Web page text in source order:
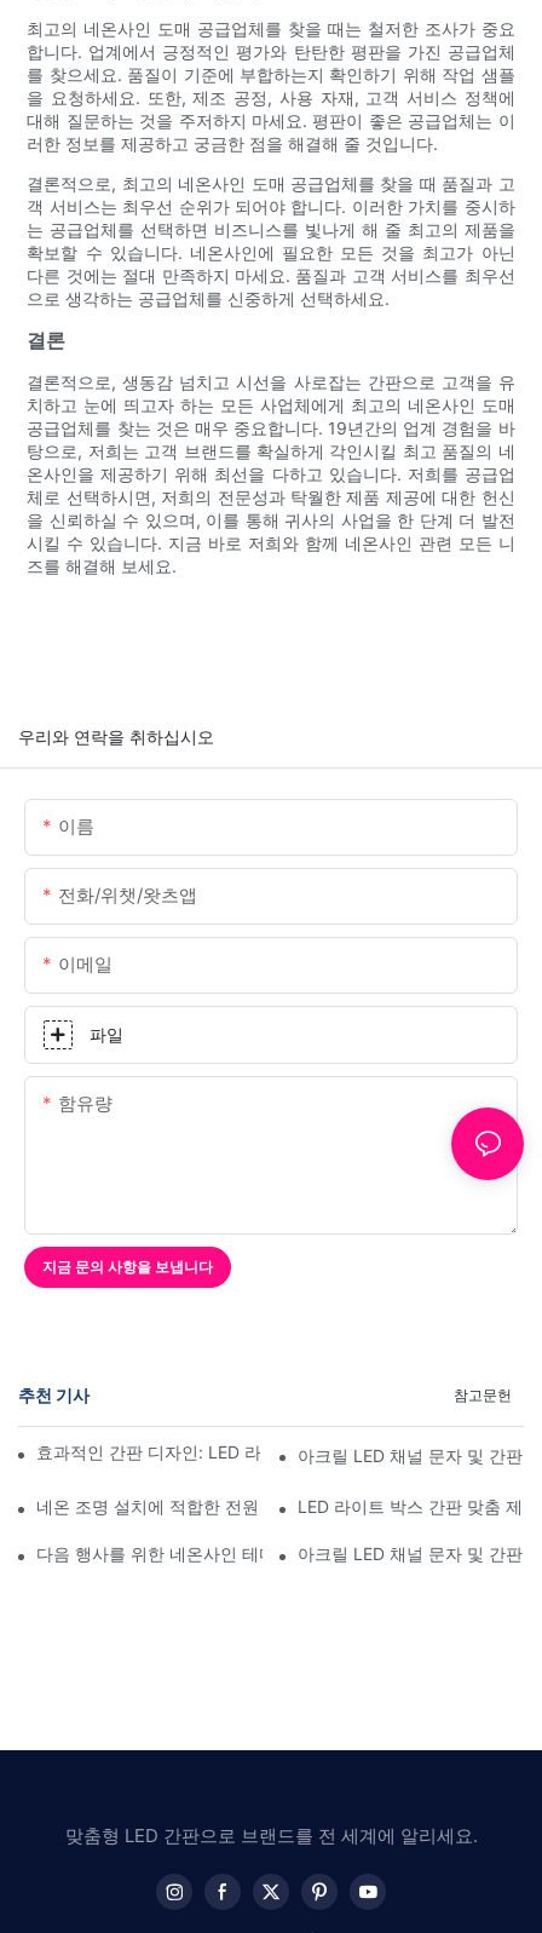
최고의 네온사인 도매 공급업체를 찾을 때는 철저한 조사가 중요
합니다. 업계에서 긍정적인 평가와 탄탄한 평판을 가진 공급업체
를 찾으세요. 품질이 기준에 부합하는지 확인하기 위해 작업 샘플
을 요청하세요. 또한, 제조 공정, 사용 자재, 고객 서비스 정책에
대해 질문하는 것을 주저하지 마세요. 평판이 좋은 공급업체는 이
러한 정보를 제공하고 궁금한 점을 해결해 줄 것입니다.
결론적으로, 최고의 네온사인 도매 공급업체를 찾을 때 품질과 고
객 서비스는 최우선 순위가 되어야 합니다. 이러한 가치를 중시하
는 공급업체를 선택하면 비즈니스를 빛나게 해 줄 최고의 제품을
확보할 수 있습니다. 네온사인에 필요한 모든 것을 최고가 아닌
다른 것에는 절대 만족하지 마세요. 품질과 고객 서비스를 최우선
으로 생각하는 공급업체를 신중하게 선택하세요.
결론
결론적으로, 생동감 넘치고 시선을 사로잡는 간판으로 고객을 유
치하고 눈에 띄고자 하는 모든 사업체에게 최고의 네온사인 도매
공급업체를 찾는 것은 매우 중요합니다. 19년간의 업계 경험을 바
탕으로, 저희는 고객 브랜드를 확실하게 각인시킬 최고 품질의 네
온사인을 제공하기 위해 최선을 다하고 있습니다. 저희를 공급업
체로 선택하시면, 저희의 전문성과 탁월한 제품 제공에 대한 헌신
을 신뢰하실 수 있으며, 이를 통해 귀사의 사업을 한 단계 더 발전
시킬 수 있습니다. 지금 바로 저희와 함께 네온사인 관련 모든 니
즈를 해결해 보세요.
우리와 연락을 취하십시오
이름
전화/위챗/왓츠앱
이메일
파일
함유량
지금 문의 사항을 보냅니다
추천 기사 참고문헌
효과적인 간판 ​​디자인: LED 라이트 박스 간판과 네온사인 결합
아크릴 LED 채널 문자 및 간판
네온 조명 설치에 적합한 전원 선택하기LED 라이트 박스 간판 맞춤 제
다음 행사를 위한 네온사인 테마 만들기아크릴 LED 채널 문자 및 간판
맞춤형 LED 간판으로 브랜드를 전 세계에 알리세요.